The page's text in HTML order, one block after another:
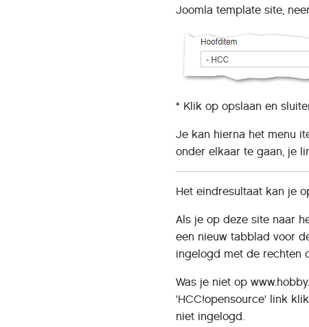
Joomla template site,
* Klik op opslaan en
Je kan hierna het menu
onder elkaar te gaan, je
Het eindresultaat kan je
Als je op deze site naar
een nieuw tabblad voor
ingelogd met de rechten
Was je niet op
'HCC!opensource' link
niet ingelogd.